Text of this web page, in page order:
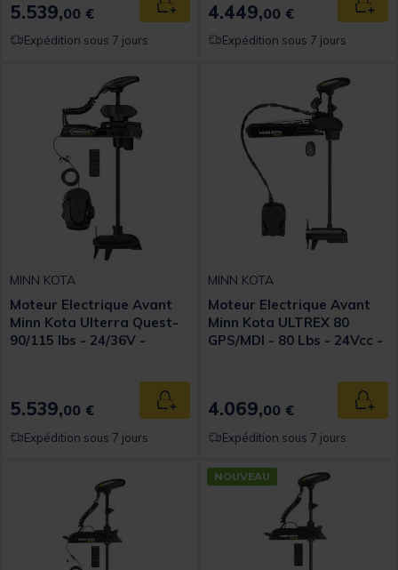
5.539,00 € Ajouter au panier
Expédition sous 7 jours
4.449,00 €
Expédition sous 7 jours
MINN KOTA
Moteur Electrique Avant
Minn Kota Ulterra Quest-
90/115 lbs - 24/36V -
5.539,00 € Ajouter au panier
Expédition sous 7 jours
MINN KOTA
Moteur Electrique Avant
Minn Kota ULTREX 80
GPS/MDI - 80 Lbs - 24Vcc -
4.069,00 €
Expédition sous 7 jours
NOUVEAU